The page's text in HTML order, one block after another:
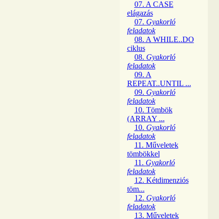
07. A CASE
elágazás
07. Gyakorló
feladatok
08. A WHILE..DO
ciklus
08. Gyakorló
feladatok
09. A
REPEAT..UNTIL ...
09. Gyakorló
feladatok
10. Tömbök
(ARRAY ...
10. Gyakorló
feladatok
11. Műveletek
tömbökkel
11. Gyakorló
feladatok
12. Kétdimenziós
töm...
12. Gyakorló
feladatok
13. Műveletek